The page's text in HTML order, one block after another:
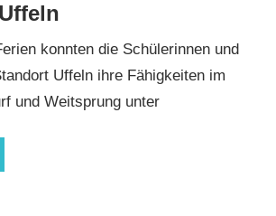
konnten die Schülerinnen und
Uffeln ihre Fähigkeiten im
und Weitsprung unter